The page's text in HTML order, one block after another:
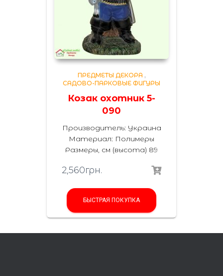
ПРЕДМЕТЫ ДЕКОРА ,
САДОВО-ПАРКОВЫЕ ФИГУРЫ
Козак охотник 5-
090
Производитель: Украина
Материал: Полимеры
Размеры, см (высота) 89
2,560грн.
БЫСТРАЯ ПОКУПКА